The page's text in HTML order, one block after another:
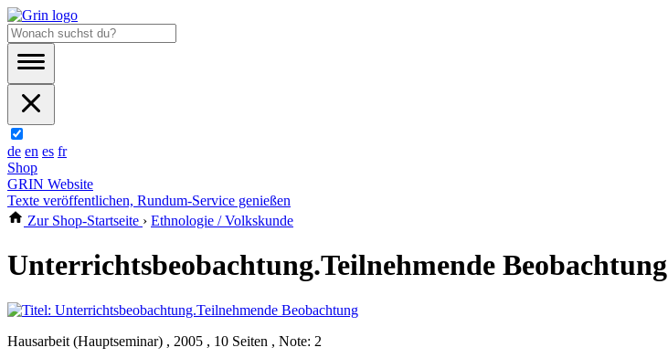
de en es fr
Shop
GRIN Website
Texte veröffentlichen, Rundum-Service genießen
Zur Shop-Startseite › Ethnologie / Volkskunde
Unterrichtsbeobachtung.Teilnehmende Beobachtung
Hausarbeit (Hauptseminar) , 2005 , 10 Seiten , Note: 2